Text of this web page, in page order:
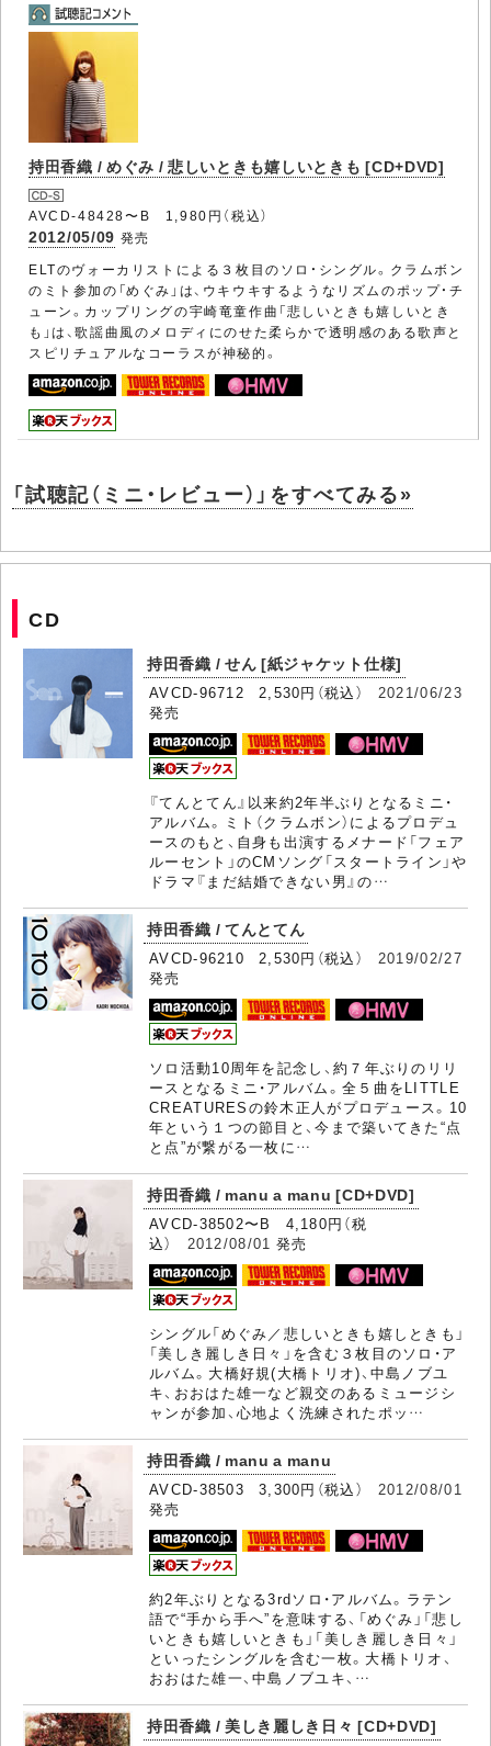
持田香織 / めぐみ / 悲しいときも嬉しいときも [CD+DVD]
AVCD-48428〜B 1,980円（税込）
2012/05/09 発売
ELTのヴォーカリストによる３枚目のソロ・シングル。クラムボン
のミト参加の「めぐみ」は、ウキウキするようなリズムのポップ・チ
ューン。カップリングの宇崎竜童作曲「悲しいときも嬉しいとき
も」は、歌謡曲風のメロディにのせた柔らかで透明感のある歌声と
スピリチュアルなコーラスが神秘的。
「試聴記（ミニ・レビュー）」をすべてみる»
CD
持田香織 / せん [紙ジャケット仕様]
AVCD-96712 2,530円（税込） 2021/06/23
発売
『てんとてん』以来約2年半ぶりとなるミニ・
アルバム。ミト（クラムボン）によるプロデュ
ースのもと、自身も出演するメナード「フェア
ルーセント」のCMソング「スタートライン」や
ドラマ『まだ結婚できない男』の…
持田香織 / てんとてん
AVCD-96210 2,530円（税込） 2019/02/27
発売
ソロ活動10周年を記念し、約７年ぶりのリリ
ースとなるミニ・アルバム。全５曲をLITTLE
CREATURESの鈴木正人がプロデュース。10
年という１つの節目と、今まで築いてきた“点
と点”が繋がる一枚に…
持田香織 / manu a manu [CD+DVD]
AVCD-38502〜B 4,180円（税
込） 2012/08/01 発売
シングル「めぐみ／悲しいときも嬉しときも」
「美しき麗しき日々」を含む３枚目のソロ・ア
ルバム。大橋好規(大橋トリオ)、中島ノブユ
キ、おおはた雄一など親交のあるミュージシ
ャンが参加、心地よく洗練されたポッ…
持田香織 / manu a manu
AVCD-38503 3,300円（税込） 2012/08/01
発売
約2年ぶりとなる3rdソロ・アルバム。ラテン
語で“手から手へ”を意味する、「めぐみ」「悲し
いときも嬉しいときも」「美しき麗しき日々」
といったシングルを含む一枚。大橋トリオ、
おおはた雄一、中島ノブユキ、…
持田香織 / 美しき麗しき日々 [CD+DVD]